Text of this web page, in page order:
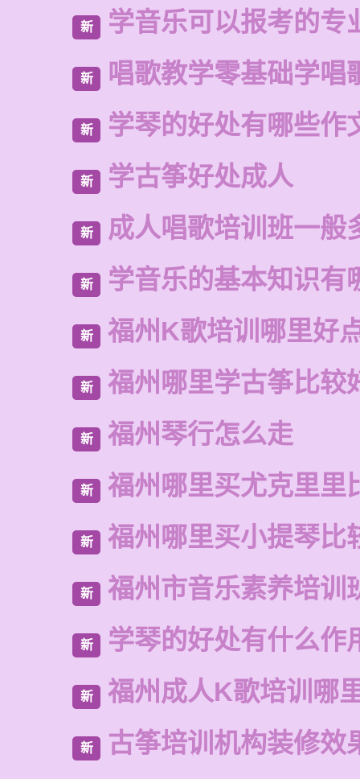
新 学音乐可以报考的专
新 唱歌教学零基础学唱
新 学琴的好处有哪些作
新 学古筝好处成人
新 成人唱歌培训班一般
新 学音乐的基本知识有
新 福州K歌培训哪里好
新 福州哪里学古筝比较
新 福州琴行怎么走
新 福州哪里买尤克里里
新 福州哪里买小提琴比
新 福州市音乐素养培训
新 学琴的好处有什么作
新 福州成人K歌培训哪
新 古筝培训机构装修效